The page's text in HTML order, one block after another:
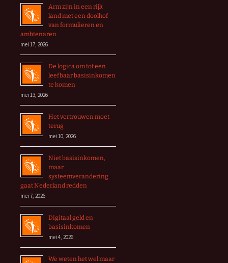
Arm zijn in een rijk
land met een doolhof
van formulieren en
ambtenaren
mei 17, 2026
De logica om tot een
leefbaar basisinkomen
te komen
mei 13, 2026
Het vertrouwen moet
terug
mei 10, 2026
Niet basisinkomen,
maar
systeemverandering
gaat Nederland redden
mei 7, 2026
Digitaal geld en
basisinkomen
mei 4, 2026
We weten het wel maar